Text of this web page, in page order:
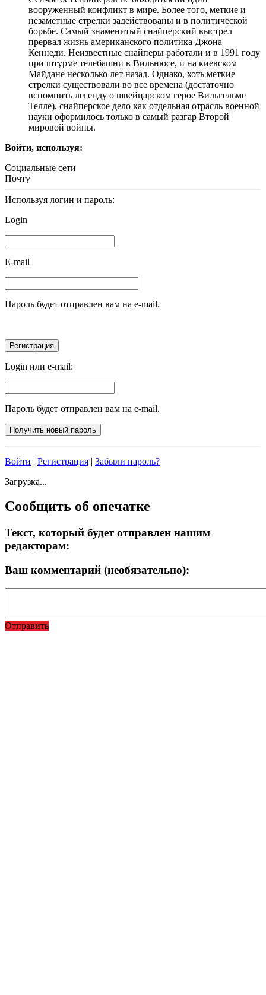
вооруженный конфликт в мире. Более того, меткие и
незаметные стрелки задействованы и в политической
борьбе. Самый знаменитый снайперский выстрел
прервал жизнь американского политика Джона
Кеннеди. Неизвестные снайперы работали и в 1991 году
при штурме телебашни в Вильнюсе, и на киевском
Майдане несколько лет назад. Однако, хоть меткие
стрелки существовали во все времена (достаточно
вспомнить легенду о швейцарском герое Вильгельме
Телле), снайперское дело как отдельная отрасль военной
науки оформилось только в самый разгар Второй
мировой войны.
Войти, используя:
Социальные сети
Почту
Используя логин и пароль:
Login
E-mail
Пароль будет отправлен вам на e-mail.
Login или e-mail:
Пароль будет отправлен вам на e-mail.
Войти | Регистрация | Забыли пароль?
Загрузка...
Сообщить об опечатке
Текст, который будет отправлен нашим
редакторам:
Ваш комментарий (необязательно):
Отправить